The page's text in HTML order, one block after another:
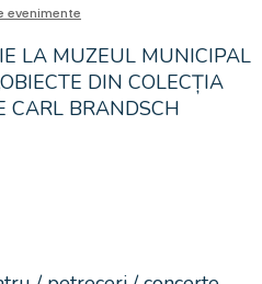
evenimente
LA MUZEUL MUNICIPAL
DIN COLECȚIA
CARL BRANDSCH